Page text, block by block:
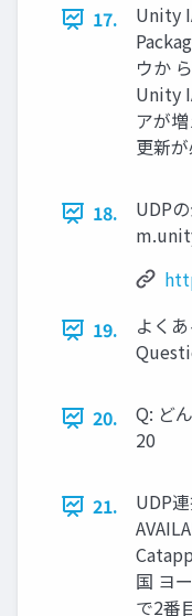
17.
Unity
ウか
Unity
アが
更新
18.
UDP
19.
よく
20.
Q: ど
20
21.
UDP
国 ヨ
で2番